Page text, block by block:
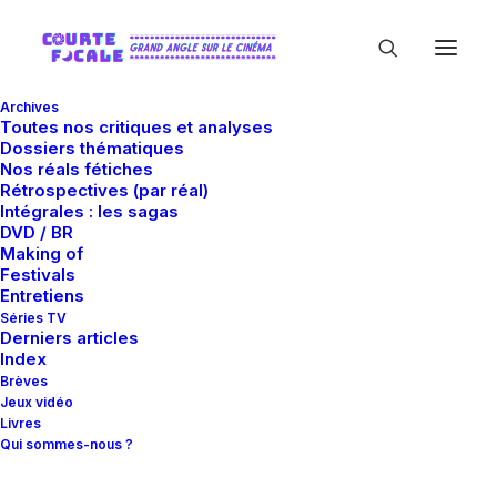
Archives
Toutes nos critiques et analyses
Dossiers thématiques
Nos réals fétiches
Rétrospectives (par réal)
Intégrales : les sagas
DVD / BR
Making of
Festivals
Entretiens
Séries TV
Derniers articles
Index
Brèves
Jeux vidéo
Livres
Qui sommes-nous ?